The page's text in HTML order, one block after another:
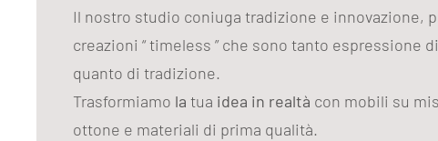
Il nostro studio coniuga tradizione e innovazione,
creazioni “ timeless ” che sono tanto espressione
quanto di tradizione.
Trasformiamo la tua idea in realtà con mobili su
ottone e materiali di prima qualità.